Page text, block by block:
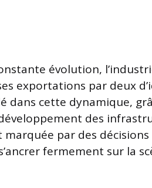
évolution,
exportations par deux
dans cette dynamique,
des
par des décisions
fermement sur la